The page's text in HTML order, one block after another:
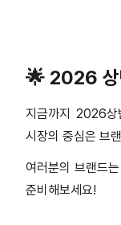
🌟 2026
지금까지 2026
시장의 중심은 브
여러분의 브랜드
준비해보세요!